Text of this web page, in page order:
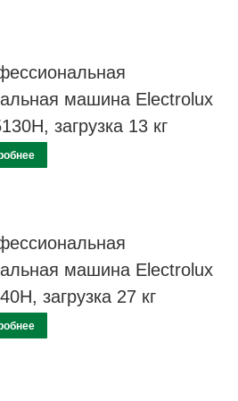
машина Electrolux
загрузка 13 кг
машина Electrolux
загрузка 27 кг